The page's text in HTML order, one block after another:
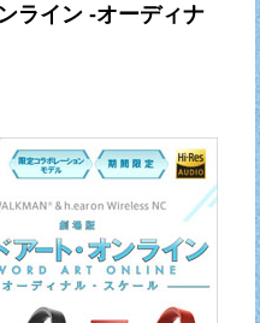
ライン -オーディナ